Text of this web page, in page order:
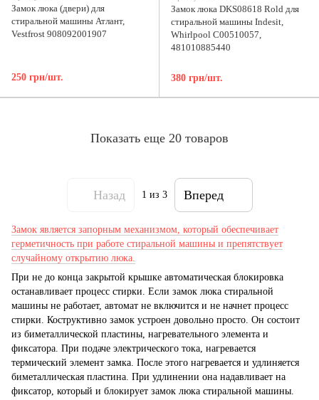
Замок люка (двери) для
стиральной машины Атлант,
Vestfrost 908092001907
250 грн/шт.
Замок люка DKS08618 Rold для
стиральной машины Indesit,
Whirlpool C00510057,
481010885440
380 грн/шт.
Показать еще 20 товаров
Назад 1 из 3 Вперед
Замок является запорным механизмом, который обеспечивает
герметичность при работе стиральной машины и препятствует
случайному открытию люка.
При не до конца закрытой крышке автоматическая блокировка
останавливает процесс стирки. Если замок люка стиральной
машины не работает, автомат не включится и не начнет процесс
стирки. Коструктивно замок устроен довольно просто. Он состоит
из биметаллической пластины, нагревательного элемента и
фиксатора. При подаче электрического тока, нагревается
термический элемент замка. После этого нагревается и удлиняется
биметаллическая пластина. При удлинении она надавливает на
фиксатор, который и блокирует замок люка стиральной машины.